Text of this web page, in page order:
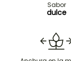
Sabor
dulce